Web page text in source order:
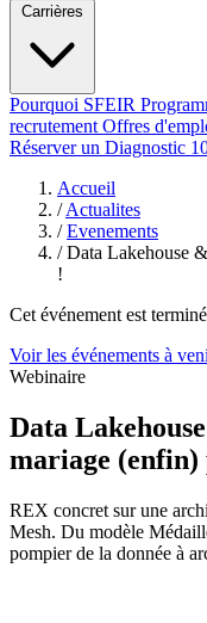
Carrières
Pourquoi SFEIR
recrutement Offres
Réserver un Diagnostic
Accueil
/ Actualites
/ Evenements
/ Data Lakehouse
!
Cet événement est
Voir les événements à
Webinaire
Data
mariage
REX concret sur une
Mesh. Du modèle
pompier de la donnée à